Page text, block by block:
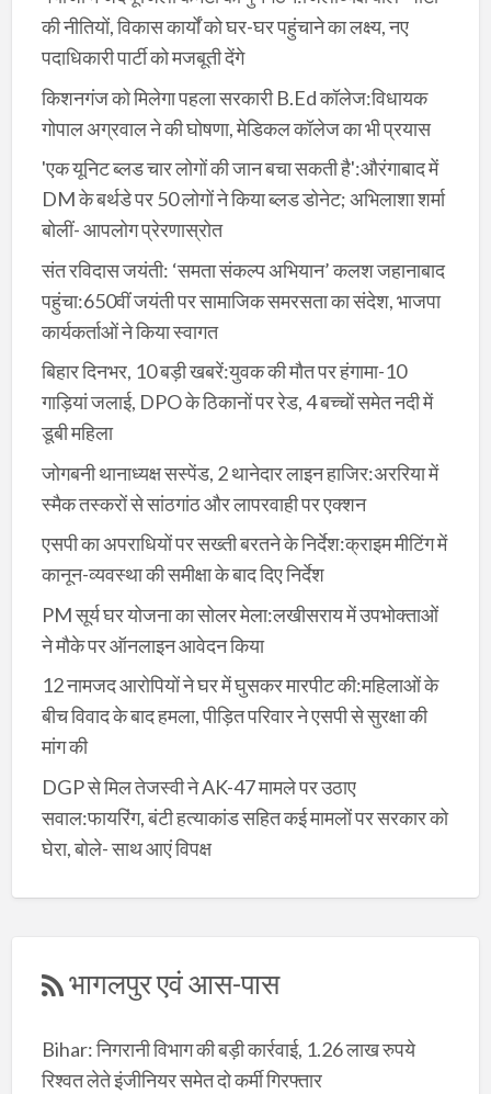
की नीतियों, विकास कार्यों को घर-घर पहुंचाने का लक्ष्य, नए
पदाधिकारी पार्टी को मजबूती देंगे
किशनगंज को मिलेगा पहला सरकारी B.Ed कॉलेज:विधायक
गोपाल अग्रवाल ने की घोषणा, मेडिकल कॉलेज का भी प्रयास
'एक यूनिट ब्लड चार लोगों की जान बचा सकती है':औरंगाबाद में
DM के बर्थडे पर 50 लोगों ने किया ब्लड डोनेट; अभिलाशा शर्मा
बोलीं- आपलोग प्रेरणास्रोत
संत रविदास जयंती: ‘समता संकल्प अभियान’ कलश जहानाबाद
पहुंचा:650वीं जयंती पर सामाजिक समरसता का संदेश, भाजपा
कार्यकर्ताओं ने किया स्वागत
बिहार दिनभर, 10 बड़ी खबरें:युवक की मौत पर हंगामा-10
गाड़ियां जलाई, DPO के ठिकानों पर रेड, 4 बच्चों समेत नदी में
डूबी महिला
जोगबनी थानाध्यक्ष सस्पेंड, 2 थानेदार लाइन हाजिर:अररिया में
स्मैक तस्करों से सांठगांठ और लापरवाही पर एक्शन
एसपी का अपराधियों पर सख्ती बरतने के निर्देश:क्राइम मीटिंग में
कानून-व्यवस्था की समीक्षा के बाद दिए निर्देश
PM सूर्य घर योजना का सोलर मेला:लखीसराय में उपभोक्ताओं
ने मौके पर ऑनलाइन आवेदन किया
12 नामजद आरोपियों ने घर में घुसकर मारपीट की:महिलाओं के
बीच विवाद के बाद हमला, पीड़ित परिवार ने एसपी से सुरक्षा की
मांग की
DGP से मिल तेजस्वी ने AK-47 मामले पर उठाए
सवाल:फायरिंग, बंटी हत्याकांड सहित कई मामलों पर सरकार को
घेरा, बोले- साथ आएं विपक्ष
भागलपुर एवं आस-पास
Bihar: निगरानी विभाग की बड़ी कार्रवाई, 1.26 लाख रुपये
रिश्वत लेते इंजीनियर समेत दो कर्मी गिरफ्तार